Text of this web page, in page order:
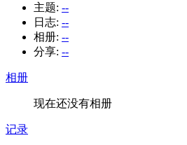
主题: --
日志: --
相册: --
分享: --
相册
现在还没有相册
记录